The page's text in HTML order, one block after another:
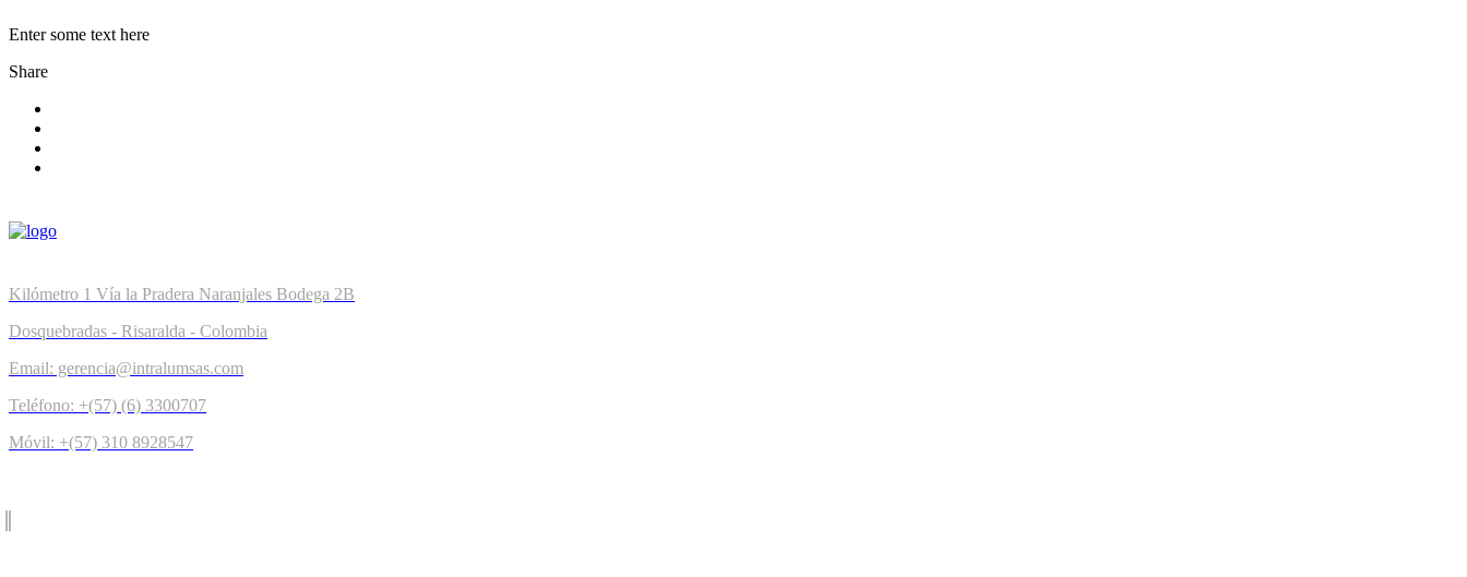
Enter some text here
Share
Kilómetro 1 Vía la Pradera Naranjales Bodega 2B
Dosquebradas - Risaralda - Colombia
Email: gerencia@intralumsas.com
Teléfono: +(57) (6) 3300707
Móvil: +(57) 310 8928547